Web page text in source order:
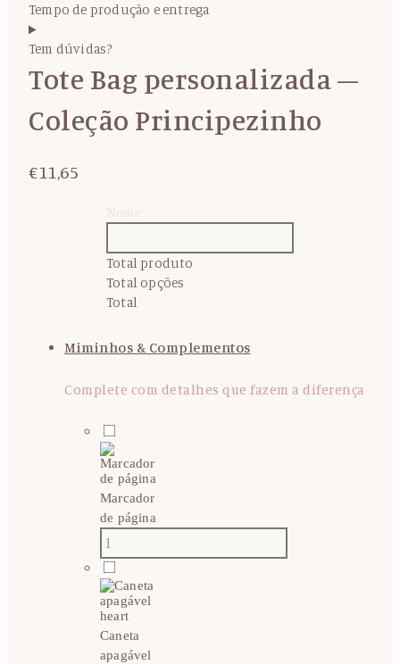
Tempo de produção e entrega
Tem dúvidas?
Tote Bag personalizada –
Coleção Principezinho
€11,65
Nome
Total produto
Total opções
Total
Miminhos & Complementos
Complete com detalhes que fazem a diferença
Marcador
de página
Caneta
apagável